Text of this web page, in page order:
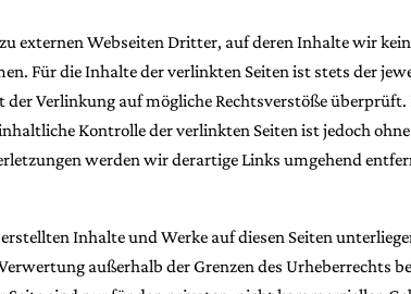
externen Webseiten Dritter, auf deren Inhalte wir
Für die Inhalte der verlinkten Seiten ist stets der
der Verlinkung auf mögliche Rechtsverstöße
Kontrolle der verlinkten Seiten ist jedoch
werden wir derartige Links umgehend
Inhalte und Werke auf diesen Seiten
außerhalb der Grenzen des